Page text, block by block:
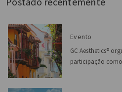
Evento
GC Aesthetics®
participação